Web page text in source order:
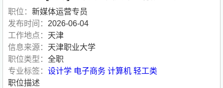
职位： 新媒体运营专员
发布时间： 2026-06-04
工作地点： 天津
信息来源： 天津职业大学
职位类型： 全职
专业标签： 设计学 电子商务 计算机 轻工类
职位描述